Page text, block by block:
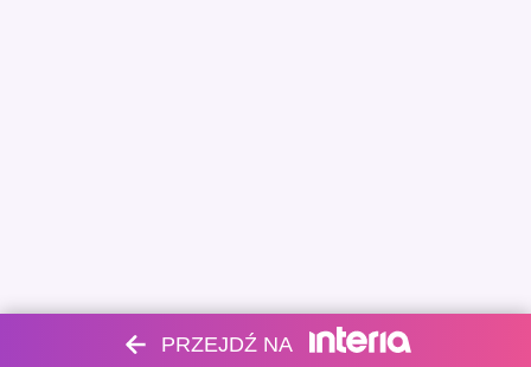
PRZEJDŹ NA